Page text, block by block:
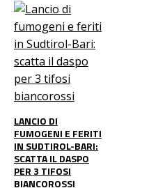
LANCIO DI
FUMOGENI E FERITI
IN SUDTIROL-BARI:
SCATTA IL DASPO
PER 3 TIFOSI
BIANCOROSSI